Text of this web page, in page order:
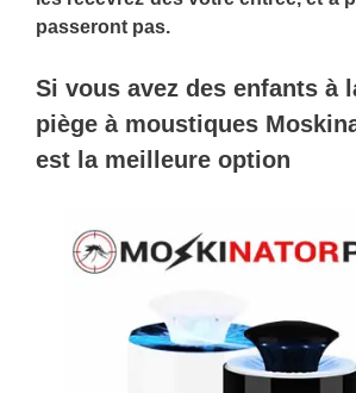
passeront pas.
Si vous avez des enfants à
piège à moustiques
est la meilleure option